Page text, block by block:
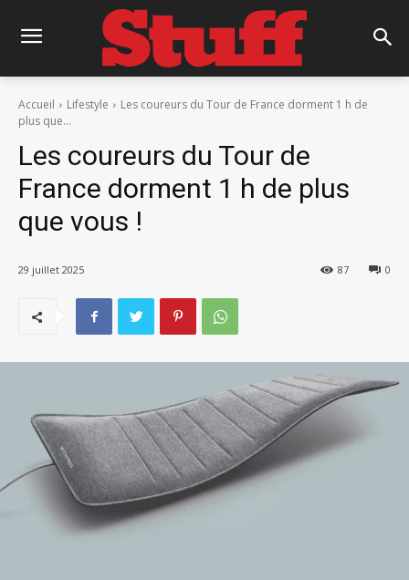
Accueil Lifestyle
Les coureurs du Tour de France dorment 1 h de
plus que...
Les coureurs du Tour de
France dorment 1 h de plus
que vous !
29 juillet 2025 0
87